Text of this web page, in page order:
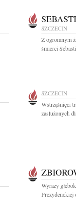
SZCZECIN
Z ogromnym
śmierci
SZCZECIN
Wstrząśnięci
zasłużonych
Wyrazy
Prezydenckiej